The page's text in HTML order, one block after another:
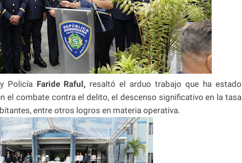
Policía Faride Raful, resaltó el arduo trabajo que ha estado
el combate contra el delito, el descenso significativo en la tasa
entre otros logros en materia operativa.